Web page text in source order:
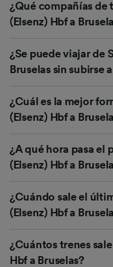
¿Qué compañías de
(Elsenz) Hbf a
¿Se puede viajar de
Bruselas sin subirse
¿Cuál es la mejor
(Elsenz) Hbf a
¿A qué hora pasa el
(Elsenz) Hbf a
¿Cuándo sale el
(Elsenz) Hbf a
¿Cuántos trenes
Hbf a Bruselas?